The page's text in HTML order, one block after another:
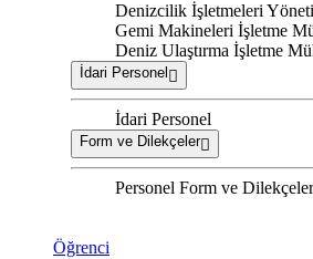
Denizcilik İşletmeleri
Gemi Makineleri İşletme
Deniz Ulaştırma İşletme
İdari Personel
İdari Personel
Form ve Dilekçeler
Personel Form ve
Öğrenci